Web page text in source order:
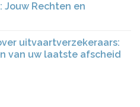
Jouw Rechten en
uitvaartverzekeraars:
van uw laatste afscheid